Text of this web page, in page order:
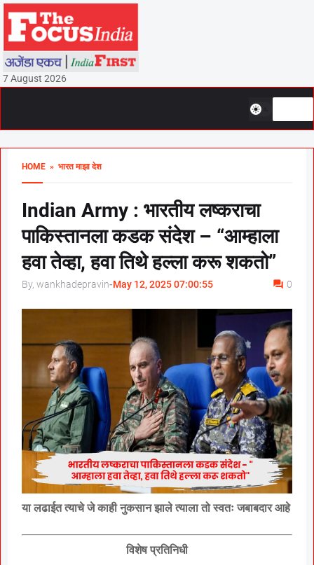
7 August 2026
HOME » भारत माझा देश
Indian Army : भारतीय लष्कराचा
पाकिस्तानला कडक संदेश – “आम्हाला
हवा तेव्हा, हवा तिथे हल्ला करू शकतो”
By, wankhadepravin-May 12, 2025 07:00:55 0
या लढाईत त्याचे जे काही नुकसान झाले त्याला तो स्वतः जबाबदार आहे
विशेष प्रतिनिधी